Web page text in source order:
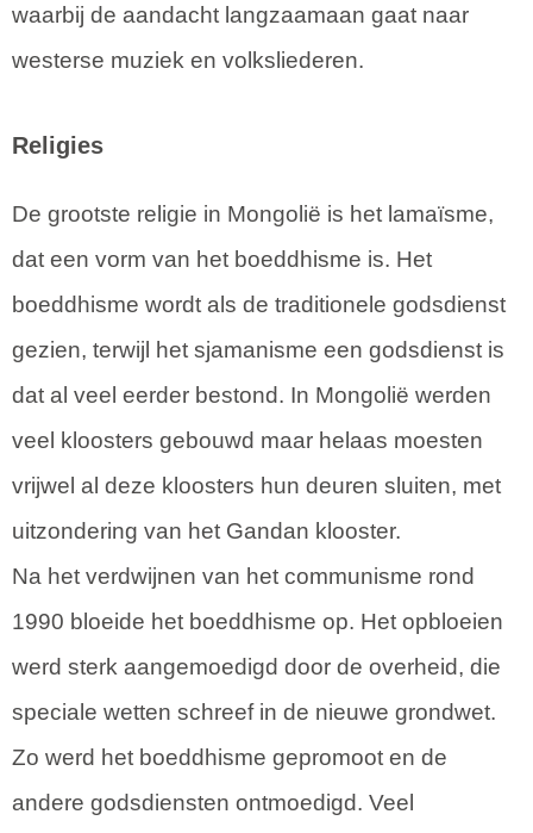
waarbij de aandacht langzaamaan gaat naar
westerse muziek en volksliederen.
Religies
De grootste religie in Mongolië is het lamaïsme,
dat een vorm van het boeddhisme is. Het
boeddhisme wordt als de traditionele godsdienst
gezien, terwijl het sjamanisme een godsdienst is
dat al veel eerder bestond. In Mongolië werden
veel kloosters gebouwd maar helaas moesten
vrijwel al deze kloosters hun deuren sluiten, met
uitzondering van het Gandan klooster.
Na het verdwijnen van het communisme rond
1990 bloeide het boeddhisme op. Het opbloeien
werd sterk aangemoedigd door de overheid, die
speciale wetten schreef in de nieuwe grondwet.
Zo werd het boeddhisme gepromoot en de
andere godsdiensten ontmoedigd. Veel